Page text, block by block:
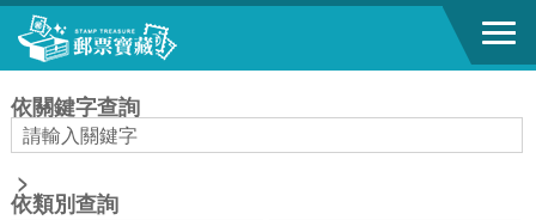
跳到主要內容區塊
依關鍵字查詢
>
依類別查詢